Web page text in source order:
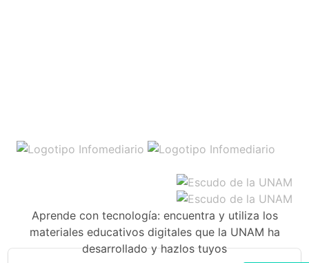
Aprende con tecnología: encuentra y utiliza los
materiales educativos digitales que la UNAM ha
desarrollado y hazlos tuyos